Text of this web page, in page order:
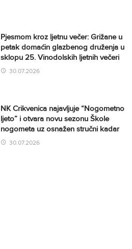
Pjesmom kroz ljetnu večer: Grižane u
petak domaćin glazbenog druženja u
sklopu 25. Vinodolskih ljetnih večeri
30.07.2026
NK Crikvenica najavljuje “Nogometno
ljeto” i otvara novu sezonu Škole
nogometa uz osnažen stručni kadar
30.07.2026